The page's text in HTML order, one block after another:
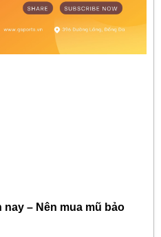
nay – Nên mua mũ bảo